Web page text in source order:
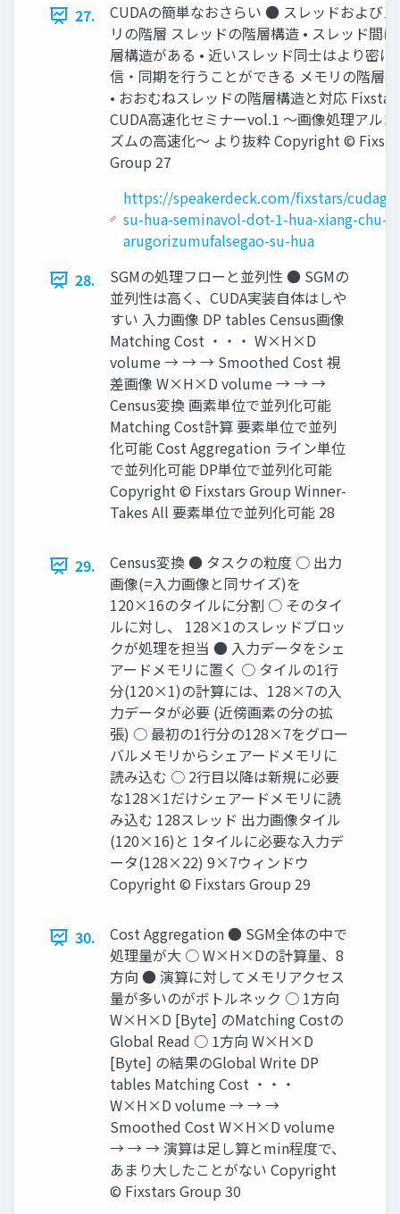
27.
CUDAの簡単なおさらい ● スレッドおよび
リの階層 スレッドの階層構造 • スレッド間
層構造がある • 近いスレッド同士はより密に
信・同期を行うことができる メモリの階層
• おおむねスレッドの階層構造と対応
CUDA高速化セミナーvol.1 ～画像処理アル
ズムの高速化～ より抜粋 Copyright ©
Group 27
https://speakerdeck.com/fixstars/
su-hua-seminavol-dot-1-hua-xiang-chu-
arugorizumufalsegao-su-hua
28.
SGMの処理フローと並列性 ● SGMの
並列性は高く、CUDA実装自体はしや
すい 入力画像 DP tables Census画像
Matching Cost ・・・ W×H×D
volume → → → Smoothed Cost 視
差画像 W×H×D volume → → →
Census変換 画素単位で並列化可能
Matching Cost計算 要素単位で並列
化可能 Cost Aggregation ライン単位
で並列化可能 DP単位で並列化可能
Copyright © Fixstars Group Winner-
Takes All 要素単位で並列化可能 28
29.
Census変換 ● タスクの粒度 ○ 出力
画像(=入力画像と同サイズ)を
120×16のタイルに分割 ○ そのタイ
ルに対し、 128×1のスレッドブロッ
クが処理を担当 ● 入力データをシェ
アードメモリに置く ○ タイルの1行
分(120×1)の計算には、128×7の入
力データが必要 (近傍画素の分の拡
張) ○ 最初の1行分の128×7をグロー
バルメモリからシェアードメモリに
読み込む ○ 2行目以降は新規に必要
な128×1だけシェアードメモリに読
み込む 128スレッド 出力画像タイル
(120×16)と 1タイルに必要な入力デ
ータ(128×22) 9×7ウィンドウ
Copyright © Fixstars Group 29
30.
Cost Aggregation ● SGM全体の中で
処理量が大 ○ W×H×Dの計算量、8
方向 ● 演算に対してメモリアクセス
量が多いのがボトルネック ○ 1方向
W×H×D [Byte] のMatching Costの
Global Read ○ 1方向 W×H×D
[Byte] の結果のGlobal Write DP
tables Matching Cost ・・・
W×H×D volume → → →
Smoothed Cost W×H×D volume
→ → → 演算は足し算とmin程度で、
あまり大したことがない Copyright
© Fixstars Group 30